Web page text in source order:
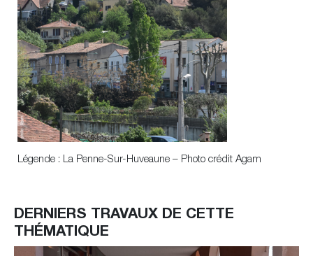
Légende : La Penne-Sur-Huveaune – Photo crédit Agam
DERNIERS TRAVAUX DE CETTE
THÉMATIQUE